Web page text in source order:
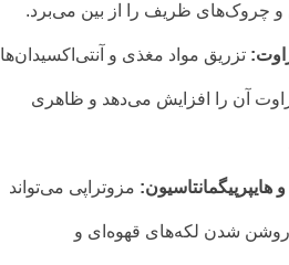
ظریف را از بین می‌برد.
تزریق مواد مغذی و آنتی‌اکسیدان‌ها
آن را افزایش می‌دهد و ظاهری
مزوتراپی می‌تواند
روشن شدن لکه‌های قهوه‌ای و